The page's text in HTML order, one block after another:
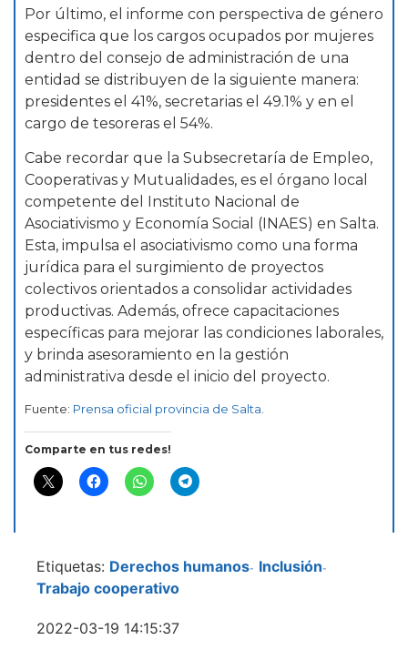
Por último, el informe con perspectiva de género
especifica que los cargos ocupados por mujeres
dentro del consejo de administración de una
entidad se distribuyen de la siguiente manera:
presidentes el 41%, secretarias el 49.1% y en el
cargo de tesoreras el 54%.
Cabe recordar que la Subsecretaría de Empleo,
Cooperativas y Mutualidades, es el órgano local
competente del Instituto Nacional de
Asociativismo y Economía Social (INAES) en Salta.
Esta, impulsa el asociativismo como una forma
jurídica para el surgimiento de proyectos
colectivos orientados a consolidar actividades
productivas. Además, ofrece capacitaciones
específicas para mejorar las condiciones laborales,
y brinda asesoramiento en la gestión
administrativa desde el inicio del proyecto.
Fuente: Prensa oficial provincia de Salta.
Comparte en tus redes!
Etiquetas: Derechos humanos- Inclusión-
Trabajo cooperativo
2022-03-19 14:15:37